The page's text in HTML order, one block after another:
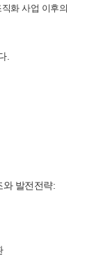
화 사업 이후의
.
와 발전전략: